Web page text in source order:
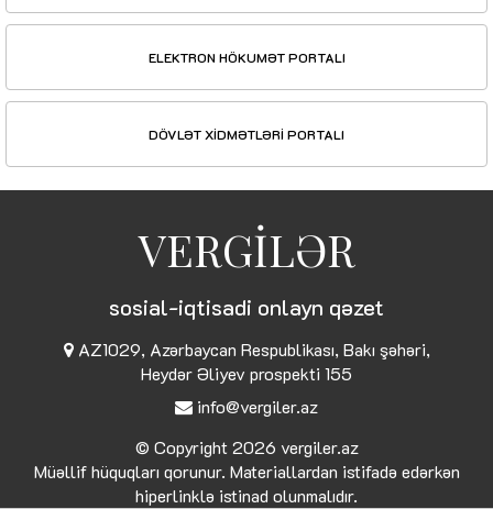
ELEKTRON HÖKUMƏT PORTALI
DÖVLƏT XİDMƏTLƏRİ PORTALI
VERGİLƏR
sosial-iqtisadi onlayn qəzet
AZ1029, Azərbaycan Respublikası, Bakı şəhəri,
Heydər Əliyev prospekti 155
info@vergiler.az
© Copyright 2026 vergiler.az
Müəllif hüquqları qorunur. Materiallardan istifadə edərkən
hiperlinklə istinad olunmalıdır.